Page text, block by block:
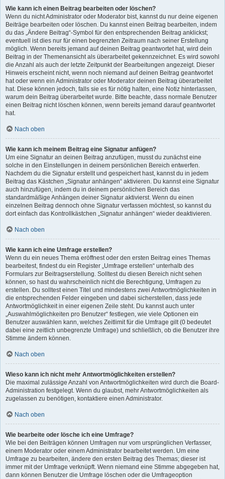
Wie kann ich einen Beitrag bearbeiten oder löschen?
Wenn du nicht Administrator oder Moderator bist, kannst du nur deine eigenen
Beiträge bearbeiten oder löschen. Du kannst einen Beitrag bearbeiten, indem
du das „Ändere Beitrag“-Symbol für den entsprechenden Beitrag anklickst;
eventuell ist dies nur für einen begrenzten Zeitraum nach seiner Erstellung
möglich. Wenn bereits jemand auf deinen Beitrag geantwortet hat, wird dein
Beitrag in der Themenansicht als überarbeitet gekennzeichnet. Es wird sowohl
die Anzahl als auch der letzte Zeitpunkt der Bearbeitungen angezeigt. Dieser
Hinweis erscheint nicht, wenn noch niemand auf deinen Beitrag geantwortet
hat oder wenn ein Administrator oder Moderator deinen Beitrag überarbeitet
hat. Diese können jedoch, falls sie es für nötig halten, eine Notiz hinterlassen,
warum dein Beitrag überarbeitet wurde. Bitte beachte, dass normale Benutzer
einen Beitrag nicht löschen können, wenn bereits jemand darauf geantwortet
hat.
Nach oben
Wie kann ich meinem Beitrag eine Signatur anfügen?
Um eine Signatur an deinen Beitrag anzufügen, musst du zunächst eine
solche in den Einstellungen in deinem persönlichen Bereich entwerfen.
Nachdem du die Signatur erstellt und gespeichert hast, kannst du in jedem
Beitrag das Kästchen „Signatur anhängen“ aktivieren. Du kannst eine Signatur
auch hinzufügen, indem du in deinem persönlichen Bereich das
standardmäßige Anhängen deiner Signatur aktivierst. Wenn du einen
einzelnen Beitrag dennoch ohne Signatur verfassen möchtest, so kannst du
dort einfach das Kontrollkästchen „Signatur anhängen“ wieder deaktivieren.
Nach oben
Wie kann ich eine Umfrage erstellen?
Wenn du ein neues Thema eröffnest oder den ersten Beitrag eines Themas
bearbeitest, findest du ein Register „Umfrage erstellen“ unterhalb des
Formulars zur Beitragserstellung. Solltest du diesen Bereich nicht sehen
können, so hast du wahrscheinlich nicht die Berechtigung, Umfragen zu
erstellen. Du solltest einen Titel und mindestens zwei Antwortmöglichkeiten in
die entsprechenden Felder eingeben und dabei sicherstellen, dass jede
Antwortmöglichkeit in einer eigenen Zeile steht. Du kannst auch unter
„Auswahlmöglichkeiten pro Benutzer“ festlegen, wie viele Optionen ein
Benutzer auswählen kann, welches Zeitlimit für die Umfrage gilt (0 bedeutet
dabei eine zeitlich unbegrenzte Umfrage) und schließlich, ob die Benutzer ihre
Stimme ändern können.
Nach oben
Wieso kann ich nicht mehr Antwortmöglichkeiten erstellen?
Die maximal zulässige Anzahl von Antwortmöglichkeiten wird durch die Board-
Administration festgelegt. Wenn du glaubst, mehr Antwortmöglichkeiten als
zugelassen zu benötigen, kontaktiere einen Administrator.
Nach oben
Wie bearbeite oder lösche ich eine Umfrage?
Wie bei den Beiträgen können Umfragen nur vom ursprünglichen Verfasser,
einem Moderator oder einem Administrator bearbeitet werden. Um eine
Umfrage zu bearbeiten, ändere den ersten Beitrag des Themas; dieser ist
immer mit der Umfrage verknüpft. Wenn niemand eine Stimme abgegeben hat,
dann können Benutzer die Umfrage löschen oder die Umfrageoption